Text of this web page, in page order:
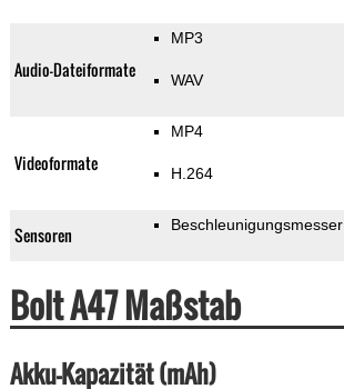
Audio-Dateiformate
MP3
WAV
Videoformate
MP4
H.264
Sensoren Beschleunigungsmesser
Bolt A47 Maßstab
Akku-Kapazität (mAh)